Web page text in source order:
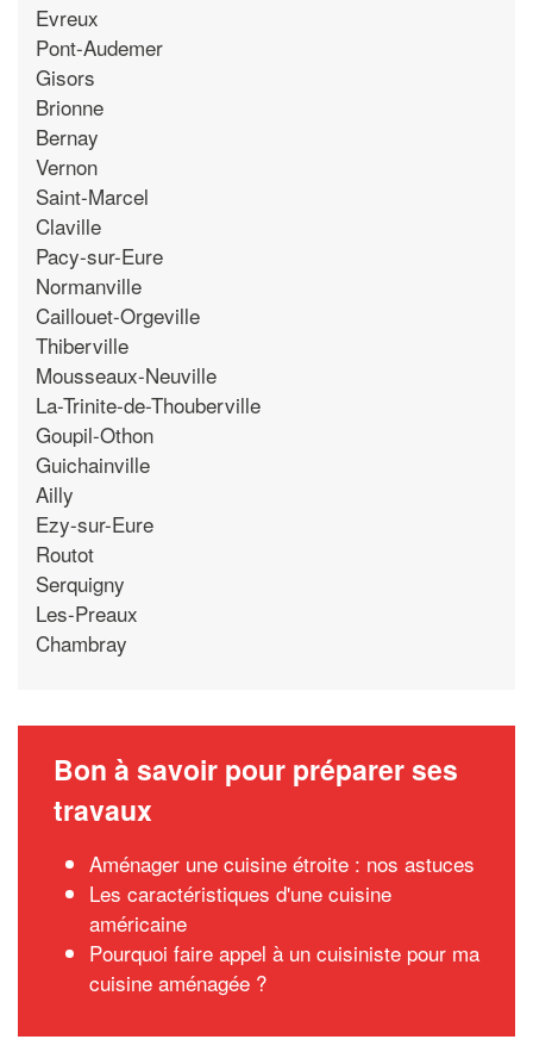
Evreux
Pont-Audemer
Gisors
Brionne
Bernay
Vernon
Saint-Marcel
Claville
Pacy-sur-Eure
Normanville
Caillouet-Orgeville
Thiberville
Mousseaux-Neuville
La-Trinite-de-Thouberville
Goupil-Othon
Guichainville
Ailly
Ezy-sur-Eure
Routot
Serquigny
Les-Preaux
Chambray
Bon à savoir pour préparer ses
travaux
Aménager une cuisine étroite : nos astuces
Les caractéristiques d'une cuisine
américaine
Pourquoi faire appel à un cuisiniste pour ma
cuisine aménagée ?